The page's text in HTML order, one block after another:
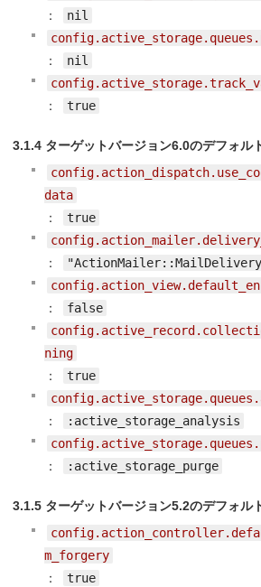
：
nil
：
nil
：
true
3.1.4 ターゲットバージョン6.0のデフォル
data
：
true
：
：
false
ning
：
true
：
:active_storage_analysis
：
:active_storage_purge
3.1.5 ターゲットバージョン5.2のデフォル
m_forgery
：
true